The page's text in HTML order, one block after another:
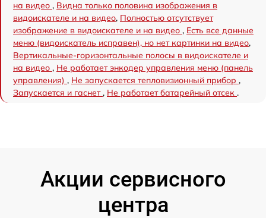
на видео , Видна только половина изображения в
видоискателе и на видео, Полностью отсутствует
изображение в видоискателе и на видео , Есть все данные
меню (видоискатель исправен), но нет картинки на видео,
Вертикальные-горизонтальные полосы в видоискателе и
на видео , Не работает энкодер управления меню (панель
управления) , Не запускается тепловизионный прибор ,
Запускается и гаснет, Не работает батарейный отсек .
Акции сервисного
центра